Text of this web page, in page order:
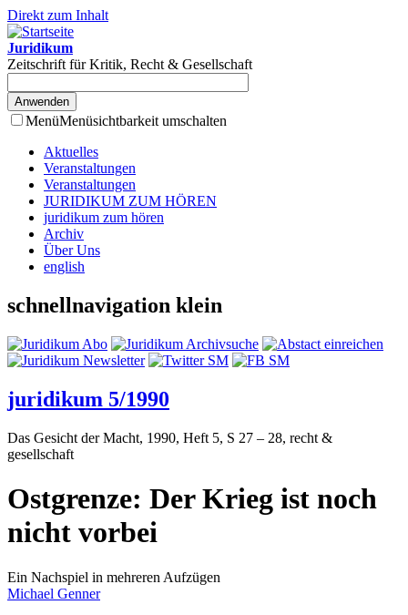
Direkt zum Inhalt
Juridikum
Zeitschrift für Kritik, Recht & Gesellschaft
MenüMenüsichtbarkeit umschalten
Aktuelles
Veranstaltungen
Veranstaltungen
JURIDIKUM ZUM HÖREN
juridikum zum hören
Archiv
Über Uns
english
schnellnavigation klein
juridikum 5/1990
Das Gesicht der Macht, 1990, Heft 5, S 27 – 28, recht &
gesellschaft
Ostgrenze: Der Krieg ist noch
nicht vorbei
Ein Nachspiel in mehreren Aufzügen
Michael Genner